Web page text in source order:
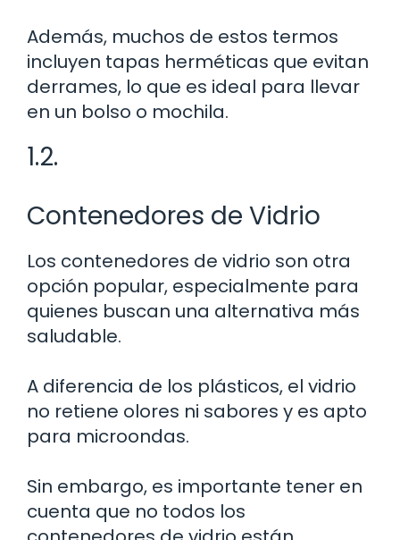
Además, muchos de estos termos
incluyen tapas herméticas que evitan
derrames, lo que es ideal para llevar
en un bolso o mochila.
1.2.
Contenedores de Vidrio
Los contenedores de vidrio son otra
opción popular, especialmente para
quienes buscan una alternativa más
saludable.
A diferencia de los plásticos, el vidrio
no retiene olores ni sabores y es apto
para microondas.
Sin embargo, es importante tener en
cuenta que no todos los